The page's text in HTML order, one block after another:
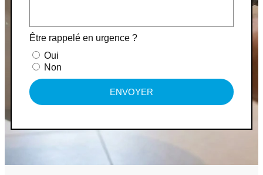
Être rappelé en urgence ?
Oui
Non
ENVOYER